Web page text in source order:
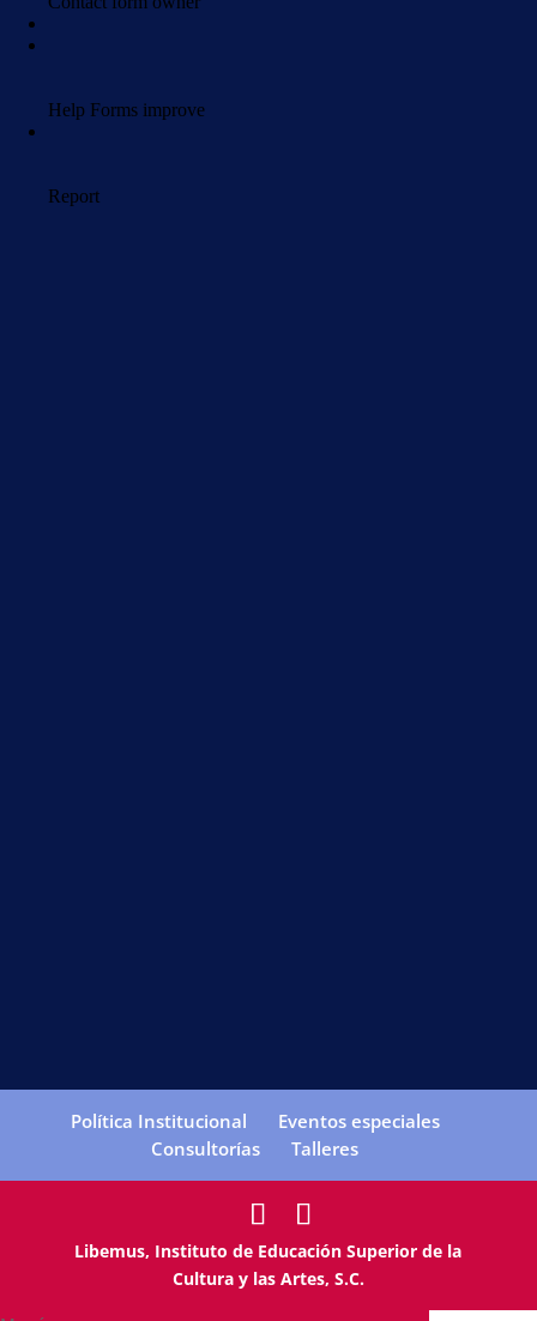
Política Institucional
Eventos especiales
Consultorías
Talleres
Libemus, Instituto de Educación Superior de la
Cultura y las Artes, S.C.